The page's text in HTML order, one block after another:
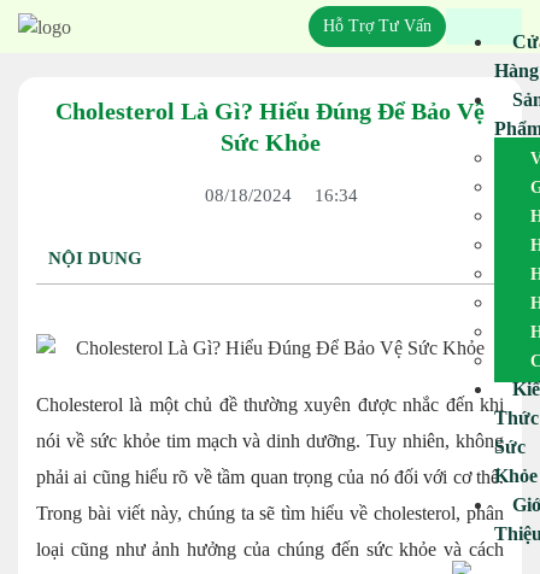
Hỗ Trợ Tư Vấn
Hàng
Thức
Sức
Khỏe
Cholesterol Là Gì? Hiểu Đúng Để Bảo Vệ
Sức Khỏe
08/18/2024 16:34
NỘI DUNG
Cholesterol là một chủ đề thường xuyên được nhắc đến khi
nói về sức khỏe tim mạch và dinh dưỡng. Tuy nhiên, không
phải ai cũng hiểu rõ về tầm quan trọng của nó đối với cơ thể.
Trong bài viết này, chúng ta sẽ tìm hiểu về cholesterol, phân
loại cũng như ảnh hưởng của chúng đến sức khỏe và cách